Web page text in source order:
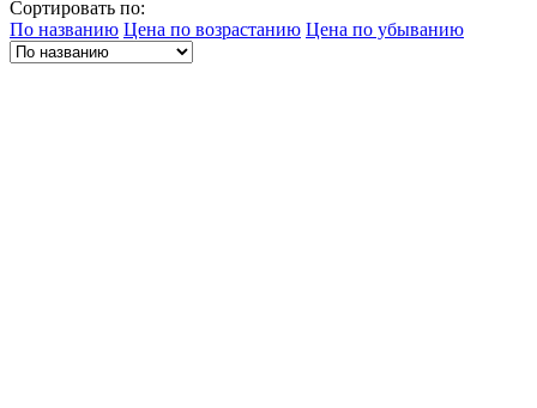
Сортировать по:
По названию Цена по возрастанию Цена по убыванию